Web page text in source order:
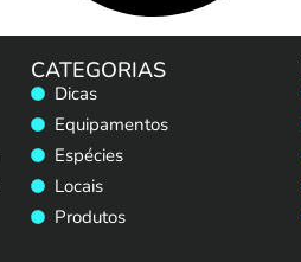
CATEGORIAS
Dicas
Equipamentos
Espécies
Locais
Produtos